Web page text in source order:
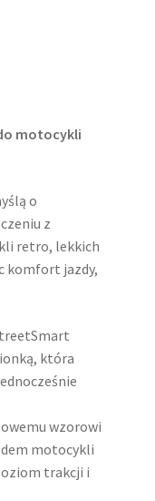
motocykli
o
z
retro, lekkich
komfort jazdy,
która
wzorowi
motocykli
trakcji i